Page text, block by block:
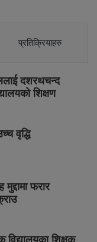
प्रतिक्रियाहरु
दशरथचन्द
शिक्षण
वृद्धि
फरार
विद्यालयका शिक्षक